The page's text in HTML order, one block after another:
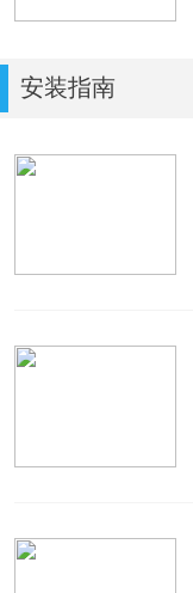
安装指南